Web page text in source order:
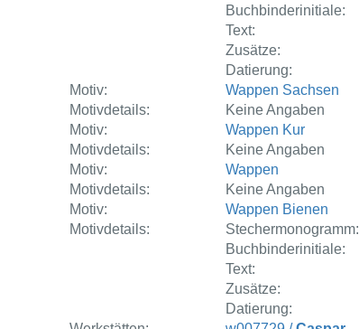
Buchbinderinitiale:
Text:
Zusätze:
Datierung:
Motiv:
Wappen Sachsen
Motivdetails:
Keine Angaben
Motiv:
Wappen Kur
Motivdetails:
Keine Angaben
Motiv:
Wappen
Motivdetails:
Keine Angaben
Motiv:
Wappen Bienen
Motivdetails:
Stechermonogramm:
Buchbinderinitiale:
Text:
Zusätze:
Datierung: